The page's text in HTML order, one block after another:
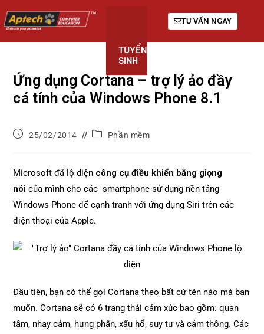
TUYỂN
SINH
TƯ VẤN NGAY
Ứng dụng Cortana – trợ lý ảo đầy
cá tính của Windows Phone 8.1
25/02/2014 Phần mềm
Microsoft đã lộ diện công cụ điều khiển bằng giọng
nói của mình cho các smartphone sử dụng nền tảng
Windows Phone để cạnh tranh với ứng dụng Siri trên các
điện thoại của Apple.
Đầu tiên, bạn có thể gọi Cortana theo bất cứ tên nào mà bạn
muốn. Cortana sẽ có 6 trạng thái cảm xúc bao gồm: quan
tâm, nhạy cảm, hưng phấn, xấu hổ, suy tư và cảm thông. Các